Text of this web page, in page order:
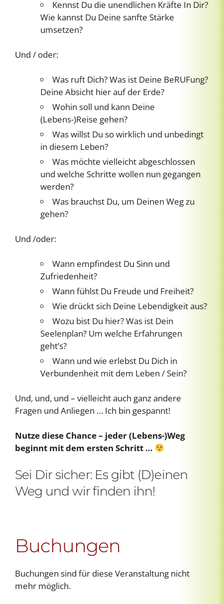
Kennst Du die unendlichen Kräfte In Dir?
Wie kannst Du Deine sanfte Stärke
umsetzen?
Und / oder:
Was ruft Dich? Was ist Deine BeRUFung?
Deine Absicht hier auf der Erde?
Wohin soll und kann Deine
(Lebens-)Reise gehen?
Was willst Du so wirklich und unbedingt
in diesem Leben?
Was möchte vielleicht abgeschlossen
und welche Schritte wollen nun gegangen
werden?
Was brauchst Du, um Deinen Weg zu
gehen?
Und /oder:
Wann empfindest Du Sinn und
Zufriedenheit?
Wann fühlst Du Freude und Freiheit?
Wie drückt sich Deine Lebendigkeit aus?
Wozu bist Du hier? Was ist Dein
Seelenplan? Um welche Erfahrungen
geht’s?
Wann und wie erlebst Du Dich in
Verbundenheit mit dem Leben / Sein?
Und, und, und – vielleicht auch ganz andere
Fragen und Anliegen … Ich bin gespannt!
Nutze diese Chance – jeder (Lebens-)Weg
beginnt mit dem ersten Schritt …
Sei Dir sicher: Es gibt (D)einen
Weg und wir finden ihn!
Buchungen
Buchungen sind für diese Veranstaltung nicht
mehr möglich.